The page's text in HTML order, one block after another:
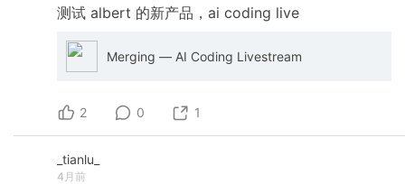
测试 albert 的新产品，ai coding live
Merging — AI Coding Livestream
2 0 1
_tianlu_
4月前